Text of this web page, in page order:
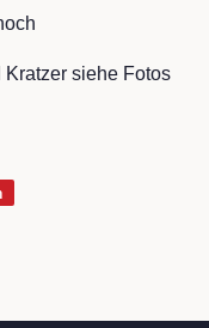
siehe Fotos